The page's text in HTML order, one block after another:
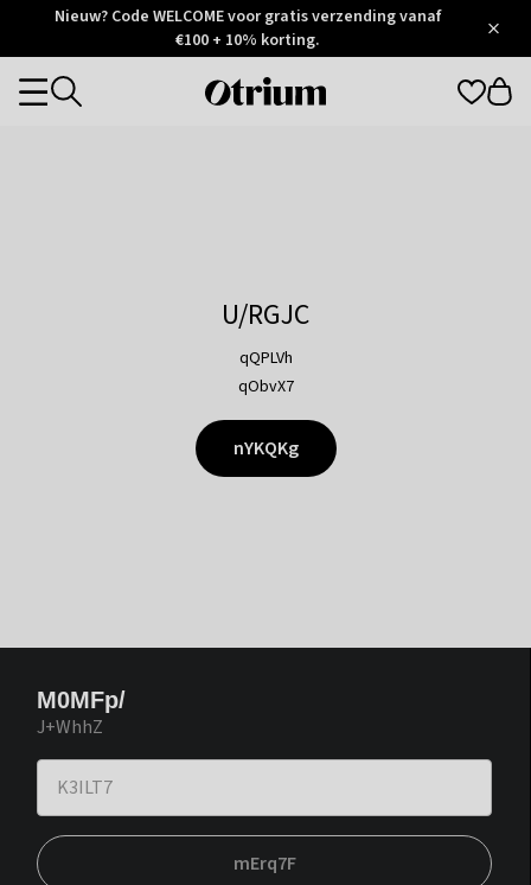
Otrium
Trustpilot
Nieuw? Code WELCOME voor gratis verzending vanaf
€100 + 10% korting.
Otrium
Categories
U/RGJC
qQPLVh
qObvX7
nYKQKg
M0MFp/
J+WhhZ
mErq7F